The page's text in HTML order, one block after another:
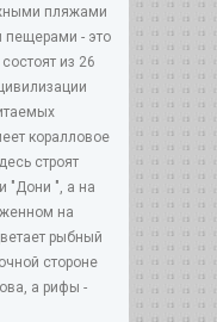
пляжами
пещерами - это
из 26
коралловое
строят
"Дони ", а на
на
рыбный
стороне
а рифы -